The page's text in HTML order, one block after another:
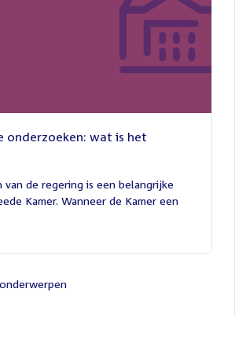
onderzoeken: wat is het
de regering is een belangrijke
Kamer. Wanneer de Kamer een